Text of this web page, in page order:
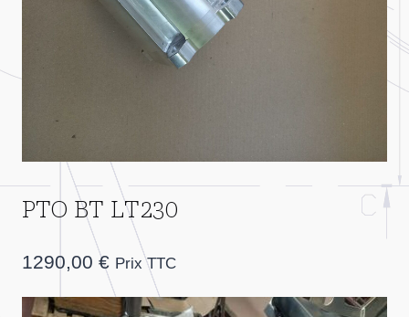
PTO BT LT230
1290,00 € Prix TTC